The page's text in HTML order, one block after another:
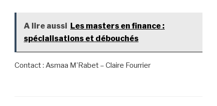
A lire aussi Les masters en finance :
spécialisations et débouchés
Contact : Asmaa M’Rabet – Claire Fourrier